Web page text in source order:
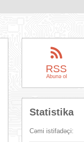
RSS
Abunə ol
Statistika
Cəmi istifadəçi: